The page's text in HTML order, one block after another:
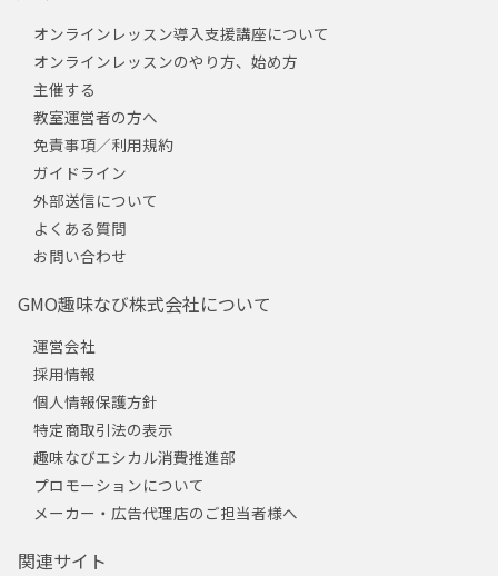
オンラインレッスン導入支援講座について
オンラインレッスンのやり方、始め方
主催する
教室運営者の方へ
免責事項／利用規約
ガイドライン
外部送信について
よくある質問
お問い合わせ
GMO趣味なび株式会社について
運営会社
採用情報
個人情報保護方針
特定商取引法の表示
趣味なびエシカル消費推進部
プロモーションについて
メーカー・広告代理店のご担当者様へ
関連サイト